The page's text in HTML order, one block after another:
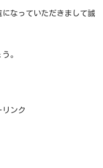
なっていただきまして誠
。
リンク